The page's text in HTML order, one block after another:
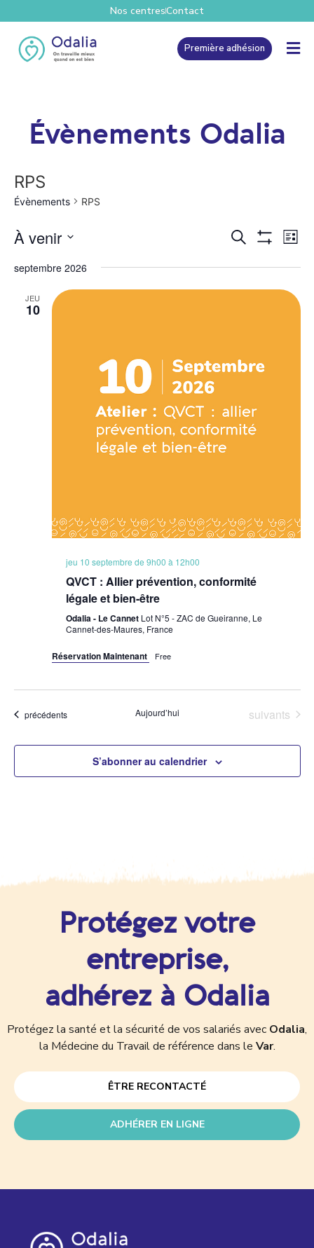
Nos centresContact
Première adhésion
Évènements Odalia
RPS
Évènements RPS
et
vues
RechercheListe
À venir
septembre 2026
JEU
10
jeu 10 septembre de 9h00 à 12h00
QVCT : Allier prévention, conformité
légale et bien-être
Odalia - Le Cannet Lot N°5 - ZAC de Gueiranne, Le
Cannet-des-Maures, France
Réservation Maintenant Free
Évènements
précédents Aujourd’hui Évènements
suivants
S’abonner au calendrier
Protégez votre
entreprise,
adhérez à Odalia
Protégez la santé et la sécurité de vos salariés avec Odalia,
la Médecine du Travail de référence dans le Var.
ÊTRE RECONTACTÉ
ADHÉRER EN LIGNE